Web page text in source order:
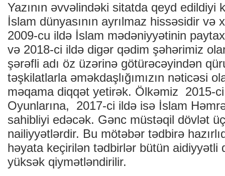
Yazının əvvəlindəki sitatda qeyd edildiyi
İslam dünyasının ayrılmaz hissəsidir və
2009-cu ildə İslam mədəniyyətinin
və 2018-ci ildə digər qədim şəhərimiz
şərəfli adı öz üzərinə götürəcəyindən
təşkilatlarla əməkdaşlığımızın nəticəsi
məqama diqqət yetirək. Ölkəmiz 2015-
Oyunlarına, 2017-ci ildə isə İslam
sahibliyi edəcək. Gənc müstəqil dövlət
nailiyyətlərdir. Bu mötəbər tədbirə
həyata keçirilən tədbirlər bütün aidiyyətli
yüksək qiymətləndirilir.